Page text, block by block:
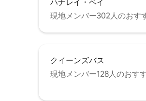
ハナレイ・ベイ
現地メンバー302人のおす
クイーンズバス
現地メンバー128人のおす